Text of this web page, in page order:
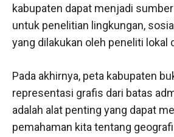
kabupaten dapat menjadi
untuk penelitian lingkungan,
yang dilakukan oleh peneliti lokal
Pada akhirnya, peta kabupaten
representasi grafis dari batas
adalah alat penting yang dapat
pemahaman kita tentang